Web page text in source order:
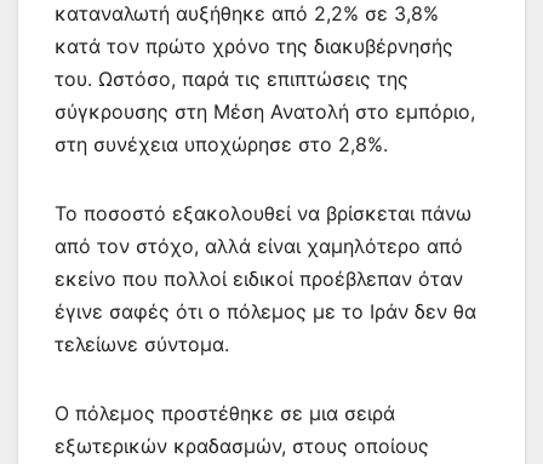
καταναλωτή αυξήθηκε από 2,2% σε 3,8%
κατά τον πρώτο χρόνο της διακυβέρνησής
του. Ωστόσο, παρά τις επιπτώσεις της
σύγκρουσης στη Μέση Ανατολή στο εμπόριο,
στη συνέχεια υποχώρησε στο 2,8%.
Το ποσοστό εξακολουθεί να βρίσκεται πάνω
από τον στόχο, αλλά είναι χαμηλότερο από
εκείνο που πολλοί ειδικοί προέβλεπαν όταν
έγινε σαφές ότι ο πόλεμος με το Ιράν δεν θα
τελείωνε σύντομα.
Ο πόλεμος προστέθηκε σε μια σειρά
εξωτερικών κραδασμών, στους οποίους